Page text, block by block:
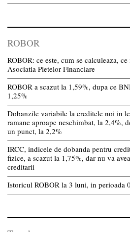
ROBOR
ROBOR: ce este, cum se calculeaza,
Asociatia Pietelor Financiare
ROBOR a scazut la 1,59%, dupa ce
1,25%
Dobanzile variabile la creditele noi in
ramane aproape neschimbat, la 2,4%,
un punct, la 2,2%
IRCC, indicele de dobanda pentru
fizice, a scazut la 1,75%, dar nu va
creditarii
Istoricul ROBOR la 3 luni, in perioada